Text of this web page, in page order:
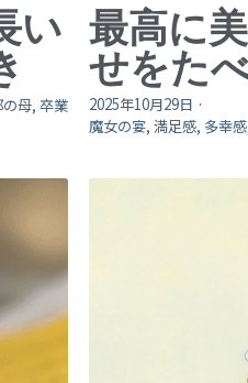
い
母, 卒業
最高に
せをた
2025年10月29日 ·
魔女の宴, 満足感, 多幸